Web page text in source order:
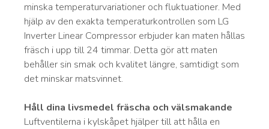
minska temperaturvariationer och fluktuationer. Med
hjälp av den exakta temperaturkontrollen som LG
Inverter Linear Compressor erbjuder kan maten hållas
fräsch i upp till 24 timmar. Detta gör att maten
behåller sin smak och kvalitet längre, samtidigt som
det minskar matsvinnet.
Håll dina livsmedel fräscha och välsmakande
Luftventilerna i kylskåpet hjälper till att hålla en